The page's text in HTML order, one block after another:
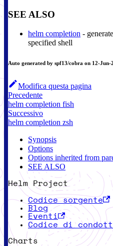
SEE ALSO
helm completion -
specified shell
Auto generated by spf13/cobra on 12-Jun-
Modifica questa pagina
Precedente
helm completion fish
Successivo
helm completion zsh
Synopsis
Options
Options inherited from
SEE ALSO
Helm Project
Codice sorgente
Blog
Eventi
Codice di
Charts